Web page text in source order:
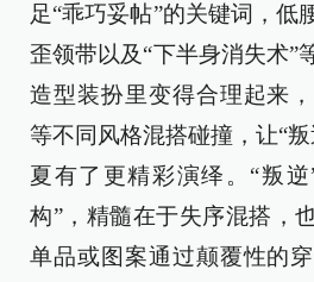
足“乖巧妥帖”的关键词，低
歪领带以及“下半身消失术”
造型装扮里变得合理起来
等不同风格混搭碰撞，让“
夏有了更精彩演绎。“叛
构”，精髓在于失序混搭，
单品或图案通过颠覆性的